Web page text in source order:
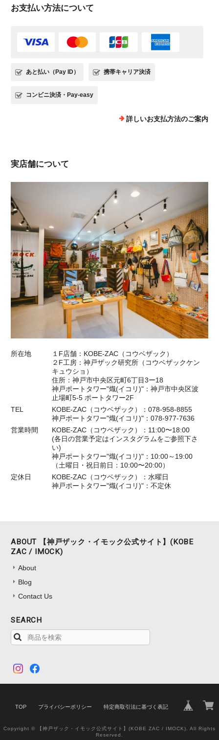
お支払い方法について
あと払い（Pay ID） 携帯キャリア決済
コンビニ決済・Pay-easy
詳しいお支払方法のご案内
実店舗について
所在地
１F店舗：KOBE-ZAC（コウベザック）
２F工房：神戸ザック研究所（コウベザックケン
キュウショ）
住所：神戸市中央区元町6丁目3ー18
神戸ポートタワー"熾(イコリ)"：神戸市中央区波
止場町5-5 ポートタワー2F
TEL
KOBE-ZAC（コウベザック）：078-958-8855
神戸ポートタワー"熾(イコリ)"：078-977-7636
営業時間
KOBE-ZAC（コウベザック）：11:00〜18:00
(各日の営業予定はインスタグラムをご参照下さ
い)
神戸ポートタワー"熾(イコリ)"：10:00～19:00
（土曜日・祝日前日：10:00〜20:00）
定休日
KOBE-ZAC（コウベザック）：水曜日
神戸ポートタワー"熾(イコリ)"：不定休
ABOUT 【神戸ザック・イモック公式サイト】(KOBE
ZAC / IMOCK)
About
Blog
Contact Us
SEARCH
TOP プライバシーポリシー 特定商取引法に基づく表記
Copyright © 【神戸ザック・イモック公式サイト】(KOBE ZAC / IMOCK). All Rights
Reserved.